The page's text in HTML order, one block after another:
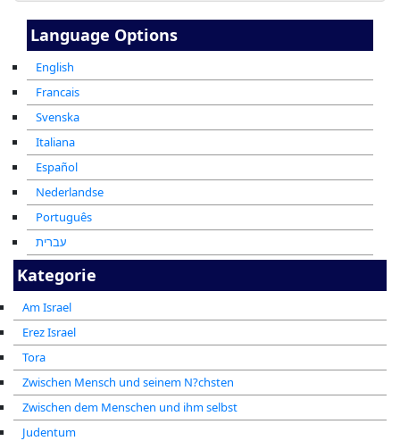
Kategorie
Am Israel
Erez Israel
Tora
Zwischen Mensch und seinem N?chsten
Zwischen dem Menschen und ihm selbst
Judentum
Language Options
English
Francais
Svenska
Italiana
Español
Nederlandse
Português
עברית